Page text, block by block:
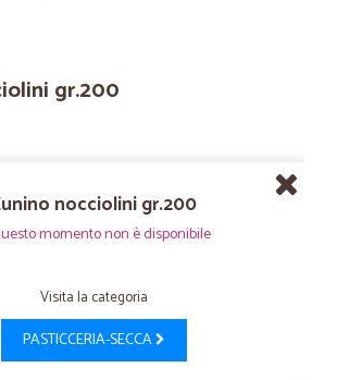
gr.200
nocciolini gr.200
momento non è disponibile
Visita la categoria
PASTICCERIA-SECCA